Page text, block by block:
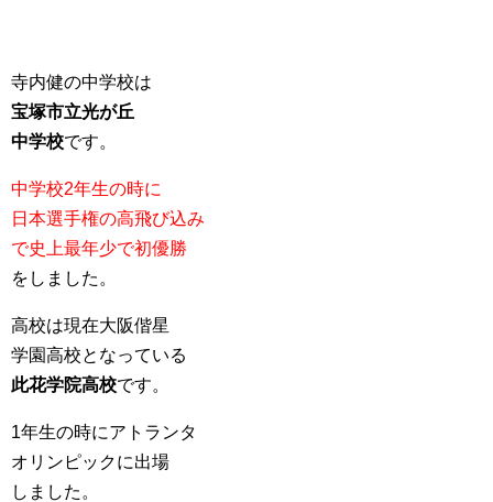
寺内健の中学校は
宝塚市立光が丘
中学校です。
中学校2年生の時に
日本選手権の高飛び込み
で史上最年少で初優勝
をしました。
高校は現在大阪偕星
学園高校となっている
此花学院高校です。
1年生の時にアトランタ
オリンピックに出場
しました。